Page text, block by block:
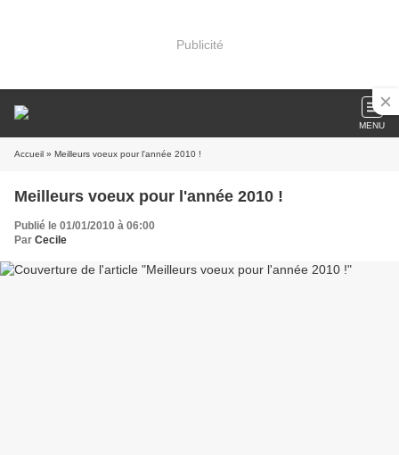
Publicité
MENU
Accueil » Meilleurs voeux pour l'année 2010 !
Meilleurs voeux pour l'année 2010 !
Publié le 01/01/2010 à 06:00
Par Cecile